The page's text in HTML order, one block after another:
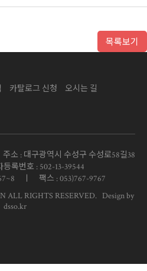
목록보기
카탈로그 신청 오시는 길
: 대구광역시 수성구 수성로58길38
록번호 : 502-13-39544
ㅣ 팩스 : 053)767-9767
ALL RIGHTS RESERVED. Design by
dsso.kr